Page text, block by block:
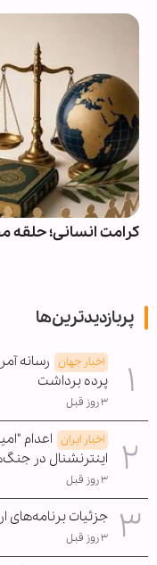
کرامت انسانی؛
پربازدیدترین‌ها
اخبار جهان رسانه
پرده برداشت
۳ روز قبل
اخبار ایران اعدام
اینترنشنال در جنگ‌های ۱۲ روزه و
۳ روز قبل
جزئیات
۳ روز قبل